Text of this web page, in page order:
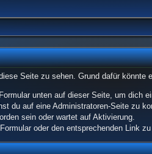
Seite zu sehen. Grund dafür könnte
unten auf dieser Seite, um dich
du auf eine Administratoren-Seite zu
sein oder wartet auf Aktivierung.
oder den entsprechenden Link